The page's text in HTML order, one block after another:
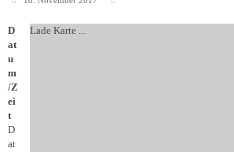
Lade Karte ...
D
at
u
m
/Z
ei
t
D
at